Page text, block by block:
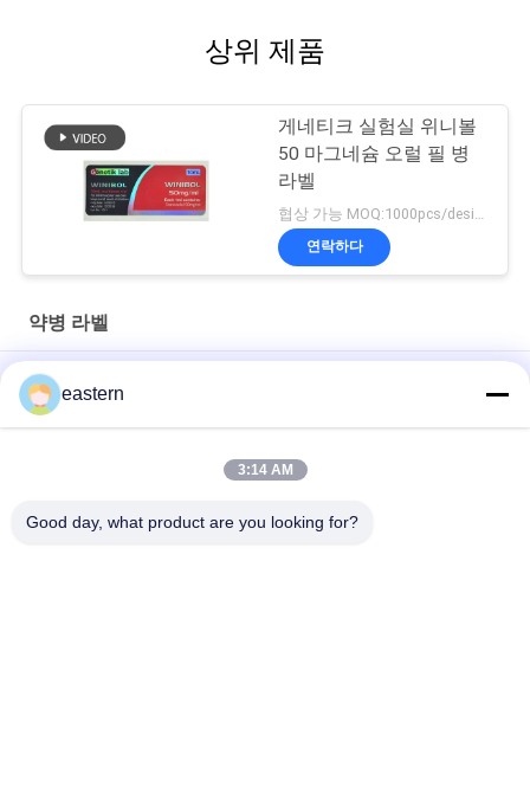
상위 제품
게네티크 실험실 위니볼
50 마그네슘 오럴 필 병
라벨
연락하다
약병 라벨
경구용 시알리스 타달라필 100mg 라벨
SS-31 강한 접착제 라벨 펩타이드 플라스크 라벨
바이오멕스 실험실 기록저장소 동화작용 주문 제작된 브랜드와 광
eastern
3:14 AM
Good day, what product are you looking for?